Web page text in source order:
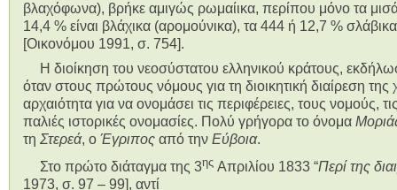
βλαχόφωνα), βρήκε αμιγώς ρωμαίικα, περίπου μόνο τα
14,4 % είναι βλάχικα (αρομούνικα), τα 444 ή 12,7 %
[Οικονόμου 1991, σ. 754].
Η διοίκηση του νεοσύστατου ελληνικού κράτους,
όταν στους πρώτους νόμους για τη διοικητική διαίρεση
αρχαιότητα για να ονομάσει τις περιφέρειες, τους νομούς,
παλιές ιστορικές ονομασίες. Πολύ γρήγορα το όνομα
τη Στερεά, ο Έγριποςαπό την Εύβοια.
Στο πρώτο διάταγμα της 3ηςΑπριλίου 1833 “Περί της
1973, σ. 97 – 99], αντί